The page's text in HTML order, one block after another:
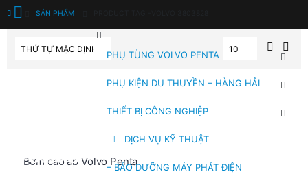
PHỤ TÙNG VOLVO PENTA
PHỤ KIỆN DU THUYỀN – HÀNG HẢI
THIẾT BỊ CÔNG NGHIỆP
DỊCH VỤ KỸ THUẬT
– BẢO DƯỠNG MÁY PHÁT ĐIỆN
SẢN PHẨM
Bơm cao áp Volvo Penta